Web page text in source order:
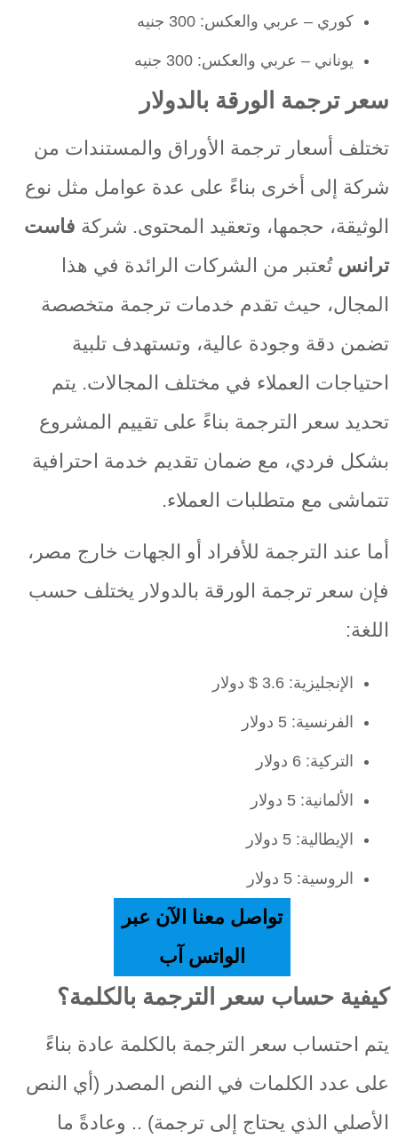
كوري – عربي والعكس: 300 جنيه
يوناني – عربي والعكس: 300 جنيه
سعر ترجمة الورقة بالدولار
تختلف أسعار ترجمة الأوراق والمستندات من
شركة إلى أخرى بناءً على عدة عوامل مثل نوع
الوثيقة، حجمها، وتعقيد المحتوى. شركةفاست
ترانس تُعتبر من الشركات الرائدة في هذا
المجال، حيث تقدم خدمات ترجمة متخصصة
تضمن دقة وجودة عالية، وتستهدف تلبية
احتياجات العملاء في مختلف المجالات. يتم
تحديد سعر الترجمة بناءً على تقييم المشروع
بشكل فردي، مع ضمان تقديم خدمة احترافية
تتماشى مع متطلبات العملاء.
أما عند الترجمة للأفراد أو الجهات خارج مصر،
فإن سعر ترجمة الورقة بالدولار يختلف حسب
اللغة:
الإنجليزية: 3.6 $ دولار
الفرنسية: 5 دولار
التركية: 6 دولار
الألمانية: 5 دولار
الإيطالية: 5 دولار
الروسية: 5 دولار
تواصل معنا الآن عبر
الواتس آب
كيفية حساب سعر الترجمة بالكلمة؟
يتم احتساب سعر الترجمة بالكلمة عادة بناءً
على عدد الكلمات في النص المصدر (أي النص
الأصلي الذي يحتاج إلى ترجمة) .. وعادةً ما